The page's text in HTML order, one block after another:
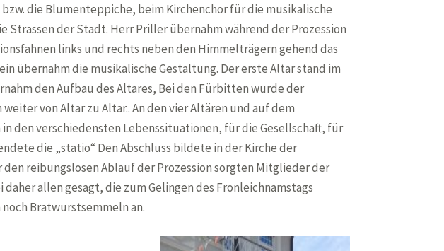
die Blumenteppiche, beim Kirchenchor für die musikalische
Strassen der Stadt. Herr Priller übernahm während der Prozession
links und rechts neben den Himmelträgern gehend das
übernahm die musikalische Gestaltung. Der erste Altar stand im
den Aufbau des Altares, Bei den Fürbitten wurde der
von Altar zu Altar.. An den vier Altären und auf dem
den verschiedensten Lebenssituationen, für die Gesellschaft, für
die „statio“ Den Abschluss bildete in der Kirche der
reibungslosen Ablauf der Prozession sorgten Mitglieder der
allen gesagt, die zum Gelingen des Fronleichnamstags
Bratwurstsemmeln an.